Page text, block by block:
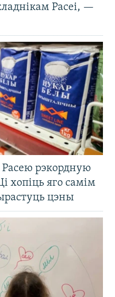
Расеі, —
Расею рэкордную
хопіць яго самім
цэны